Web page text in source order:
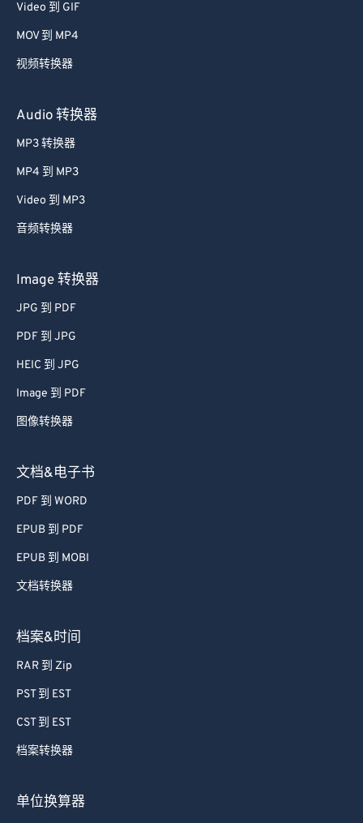
Video 到 GIF
MOV 到 MP4
视频转换器
Audio 转换器
MP3 转换器
MP4 到 MP3
Video 到 MP3
音频转换器
Image 转换器
JPG 到 PDF
PDF 到 JPG
HEIC 到 JPG
Image 到 PDF
图像转换器
文档&电子书
PDF 到 WORD
EPUB 到 PDF
EPUB 到 MOBI
文档转换器
档案&时间
RAR 到 Zip
PST 到 EST
CST 到 EST
档案转换器
单位换算器